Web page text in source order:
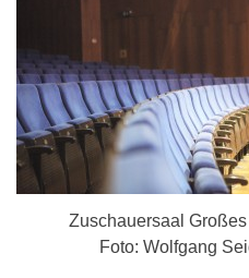
Zuschauersaal
Foto: Wolfgang